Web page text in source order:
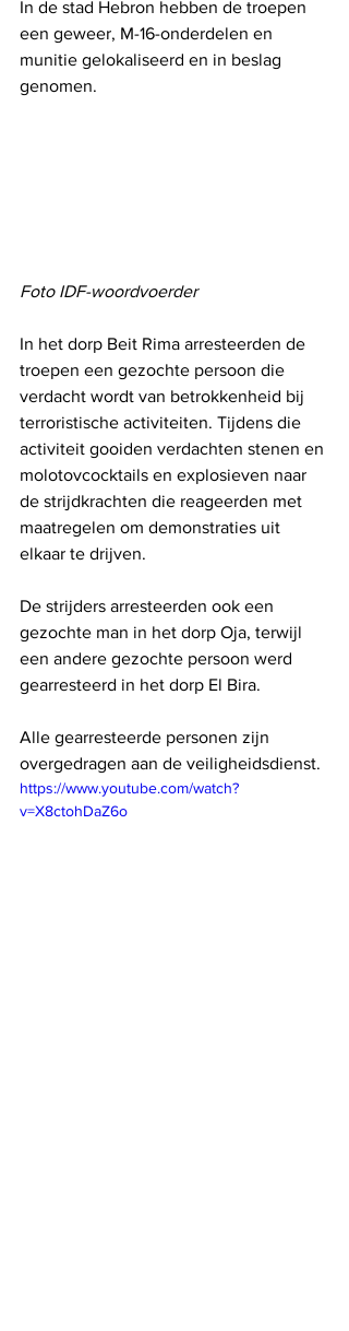
In de stad Hebron hebben de troepen
een geweer, M-16-onderdelen en
munitie gelokaliseerd en in beslag
genomen.
Foto IDF-woordvoerder
In het dorp Beit Rima arresteerden de
troepen een gezochte persoon die
verdacht wordt van betrokkenheid bij
terroristische activiteiten. Tijdens die
activiteit gooiden verdachten stenen en
molotovcocktails en explosieven naar
de strijdkrachten die reageerden met
maatregelen om demonstraties uit
elkaar te drijven.
De strijders arresteerden ook een
gezochte man in het dorp Oja, terwijl
een andere gezochte persoon werd
gearresteerd in het dorp El Bira.
Alle gearresteerde personen zijn
overgedragen aan de veiligheidsdienst.
https://www.youtube.com/watch?
v=X8ctohDaZ6o